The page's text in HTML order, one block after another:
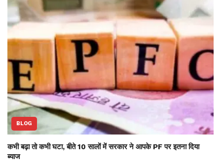
BLOG
कभी बढ़ा तो कभी घटा, बीते 10 सालों में सरकार ने आपके PF पर इतना दिया
ब्याज